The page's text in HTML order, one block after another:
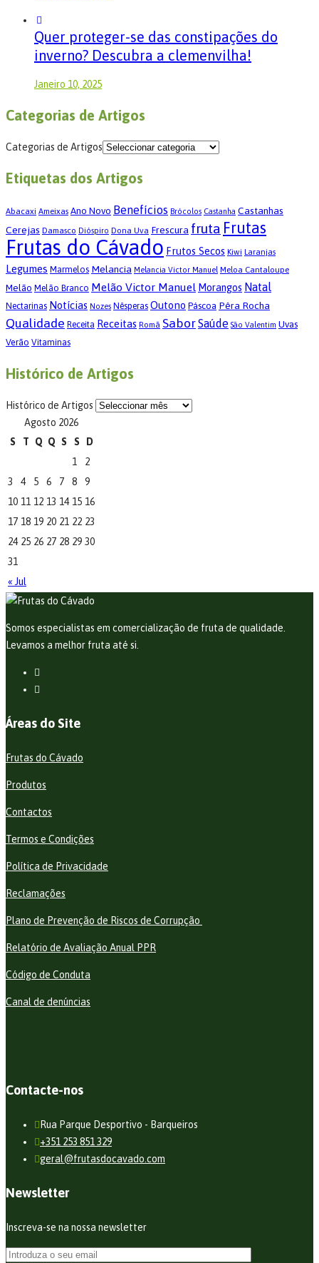
Quer proteger-se das constipações do
inverno? Descubra a clemenvilha!
Janeiro 10, 2025
Categorias de Artigos
Categorias de Artigos
Etiquetas dos Artigos
Abacaxi Ameixas Ano Novo Benefícios Brócolos Castanha Castanhas
Cerejas Damasco Dióspiro Dona Uva Frescura fruta Frutas
Frutas do Cávado Frutos Secos Kiwi Laranjas
Legumes Marmelos Melancia Melancia Victor Manuel Meloa Cantaloupe
Melão Melão Branco Melão Victor Manuel Morangos Natal
Nectarinas Notícias Nozes Nêsperas Outono Páscoa Pêra Rocha
Qualidade Receita Receitas Romã SaborSaúde São Valentim Uvas
Verão Vitaminas
Histórico de Artigos
Histórico de Artigos
Agosto 2026
S
T Q Q S S D
« Jul
1
2
3
4 5 6 7 8
9
10 11 12 13 14 15 16
17 18 19 20 21 22 23
24 25 26 27 28 29 30
31
Somos especialistas em comercialização de fruta de qualidade.
Levamos a melhor fruta até si.
Áreas do Site
Frutas do Cávado
Produtos
Contactos
Termos e Condições
Política de Privacidade
Reclamações
Plano de Prevenção de Riscos de Corrupção
Relatório de Avaliação Anual PPR
Código de Conduta
Canal de denúncias
Contacte-nos
Rua Parque Desportivo - Barqueiros
+351 253 851 329
geral@frutasdocavado.com
Newsletter
Inscreva-se na nossa newsletter